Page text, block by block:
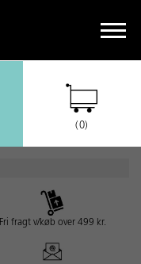
(0)
Fri fragt v/køb over 499 kr.